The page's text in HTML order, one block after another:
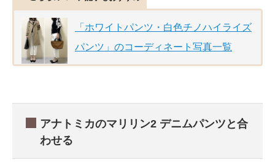
「ホワイトパンツ・白色チノハイライズ
パンツ」のコーディネート写真一覧
アナトミカのマリリン2 デニムパンツと合
わせる